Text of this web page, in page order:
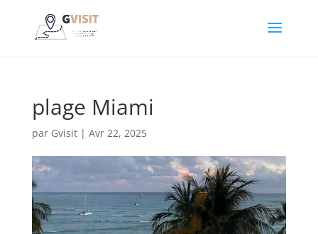
plage Miami
par Gvisit| Avr 22, 2025